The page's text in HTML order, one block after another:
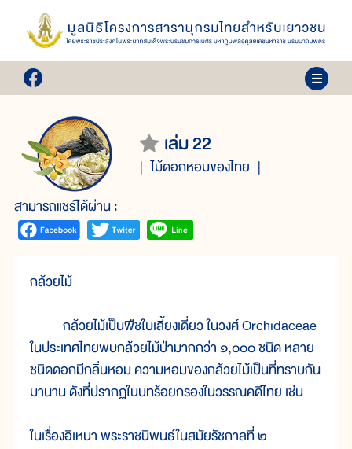
เล่ม 22
ไม้ดอกหอมของไทย
สามารถแชร์ได้ผ่าน :
กล้วยไม้
กล้วยไม้เป็นพืชใบเลี้ยงเดี่ยว ในวงศ์ Orchidaceae
ในประเทศไทยพบกล้วยไม้ป่ามากกว่า ๑,๐๐๐ ชนิด หลาย
ชนิดดอกมีกลิ่นหอม ความหอมของกล้วยไม้เป็นที่ทราบกัน
มานาน ดังที่ปรากฏในบทร้อยกรองในวรรณคดีไทย เช่น
ในเรื่องอิเหนา พระราชนิพนธ์ในสมัยรัชกาลที่ ๒